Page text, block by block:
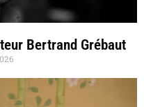
Bertrand Grébaut